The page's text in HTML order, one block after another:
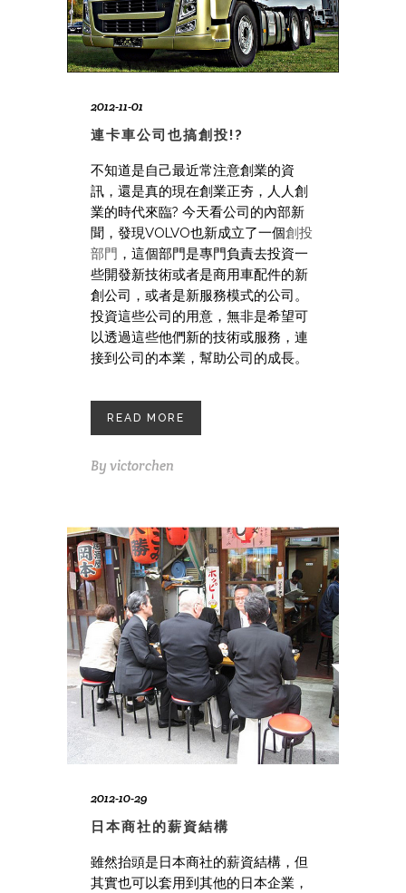
2012-11-01
連卡車公司也搞創投!?
不知道是自己最近常注意創業的資
訊，還是真的現在創業正夯，人人創
業的時代來臨? 今天看公司的內部新
聞，發現VOLVO也新成立了一個創投
部門 ，這個部門是專門負責去投資一
些開發新技術或者是商用車配件的新
創公司，或者是新服務模式的公司。
投資這些公司的用意，無非是希望可
以透過這些他們新的技術或服務，連
接到公司的本業，幫助公司的成長。
READ MORE
By victorchen
2012-10-29
日本商社的薪資結構
雖然抬頭是日本商社的薪資結構，但
其實也可以套用到其他的日本企業，